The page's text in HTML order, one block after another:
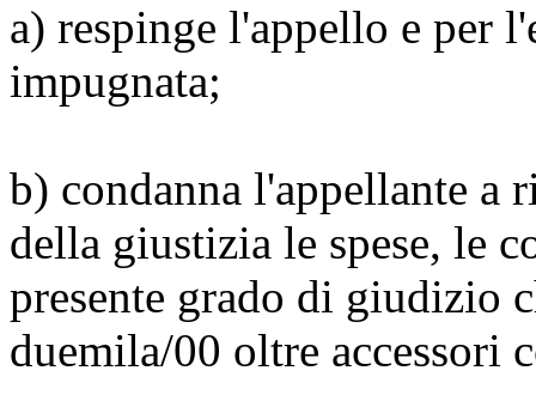
a) respinge l'appello e per
impugnata;
b) condanna l'appellante a
della giustizia le spese, le
presente grado di giudizio
duemila/00 oltre accessori